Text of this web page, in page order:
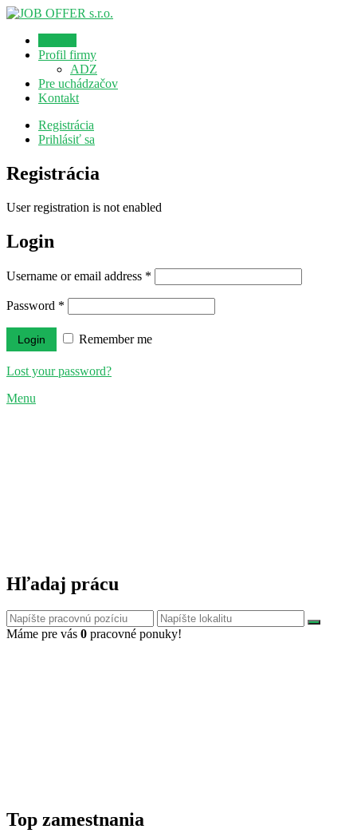
Profil firmy
ADZ
Pre uchádzačov
Kontakt
Registrácia
Prihlásiť sa
Registrácia
User registration is not enabled
Login
Username or email address *
Password *
Remember me
Lost your password?
Menu
Hľadaj prácu
Máme pre vás 0 pracovné ponuky!
Top zamestnania